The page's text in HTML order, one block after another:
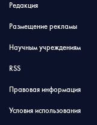
Редакция
Размещение рекламы
Научным учреждениям
RSS
Правовая информация
Условия использования